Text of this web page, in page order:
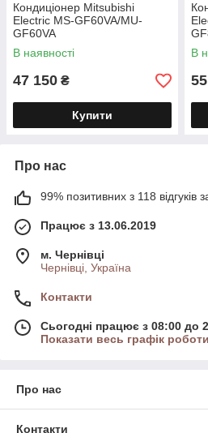
Кондиціонер Mitsubishi
Electric MS-GF60VA/MU-
GF60VA
В наявності
47 150 ₴
Купити
В
Про нас
99% позитивних з 118 відгуків
Працює з 13.06.2019
м. Чернівці
Чернівці, Україна
Контакти
Сьогодні працює з 08:00 до
Показати весь графік роботи
Про нас
Контакти